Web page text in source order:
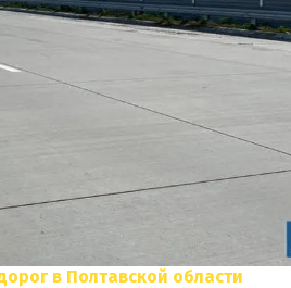
в Полтавской области